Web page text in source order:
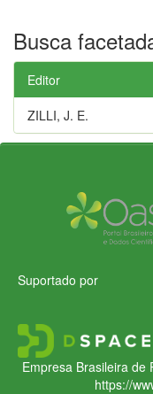
Busca
Editor
ZILLI, J. E.
Suportado por
Empresa Brasileira de
https://